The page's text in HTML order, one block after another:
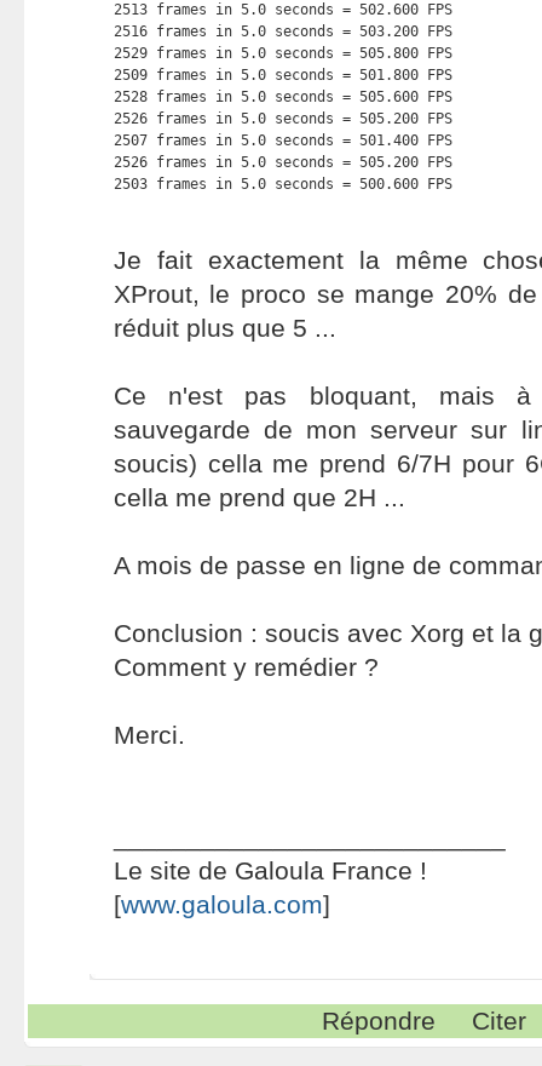
2513 frames in 5.0 seconds = 502.600 FPS
2516 frames in 5.0 seconds = 503.200 FPS
2529 frames in 5.0 seconds = 505.800 FPS
2509 frames in 5.0 seconds = 501.800 FPS
2528 frames in 5.0 seconds = 505.600 FPS
2526 frames in 5.0 seconds = 505.200 FPS
2507 frames in 5.0 seconds = 501.400 FPS
2526 frames in 5.0 seconds = 505.200 FPS
2503 frames in 5.0 seconds = 500.600 FPS
Je fait exactement la même
XProut, le proco se mange 20%
réduit plus que 5 ...
Ce n'est pas bloquant, mais
sauvegarde de mon serveur sur
soucis) cella me prend 6/7H pour
cella me prend que 2H ...
A mois de passe en ligne de
Conclusion : soucis avec Xorg et la
Comment y remédier ?
Merci.
Le site de Galoula France !
[www.galoula.com]
Répondre Citer